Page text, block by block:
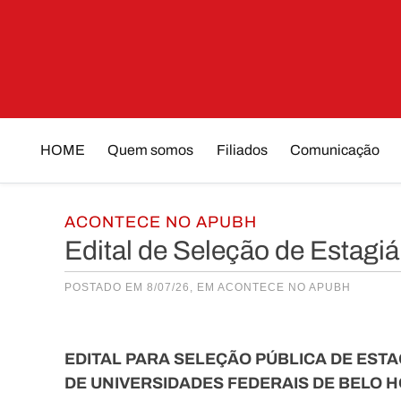
HOME Quem somos Filiados Comunicação
ACONTECE NO APUBH
Edital de Seleção de
POSTADO EM 8/07/26, EM ACONTECE NO APUBH
EDITAL PARA SELEÇÃO PÚBLICA DE
DE UNIVERSIDADES FEDERAIS DE BELO